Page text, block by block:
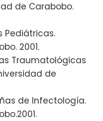
de Carabobo.
Pediátricas.
2001.
Traumatológicas
de
de Infectología.